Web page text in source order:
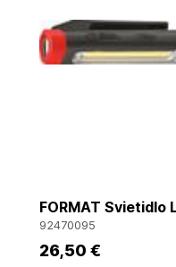
FORMAT Svietidlo
92470095
26,50 €